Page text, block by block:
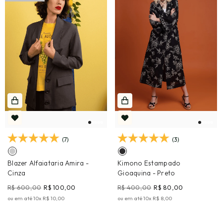
(7)
Blazer Alfaiataria Amira -
Cinza
R$ 600,00 R$ 100,00
ou em até10x R$ 10,00
(3)
Kimono Estampado
Gioaquina - Preto
R$ 400,00 R$ 80,00
ou em até10x R$ 8,00